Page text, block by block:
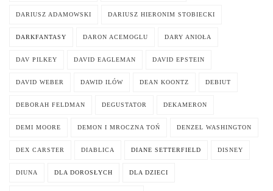
DARIUSZ ADAMOWSKI DARIUSZ HIERONIM STOBIECKI
DARKFANTASY DARON ACEMOGLU DARY ANIOŁA
DAV PILKEY DAVID EAGLEMAN DAVID EPSTEIN
DAVID WEBER DAWID ILÓW DEAN KOONTZ DEBIUT
DEBORAH FELDMAN DEGUSTATOR DEKAMERON
DEMI MOORE DEMON I MROCZNA TOŃ DENZEL WASHINGTON
DEX CARSTER DIABLICA DIANE SETTERFIELD DISNEY
DIUNA DLA DOROSŁYCH DLA DZIECI